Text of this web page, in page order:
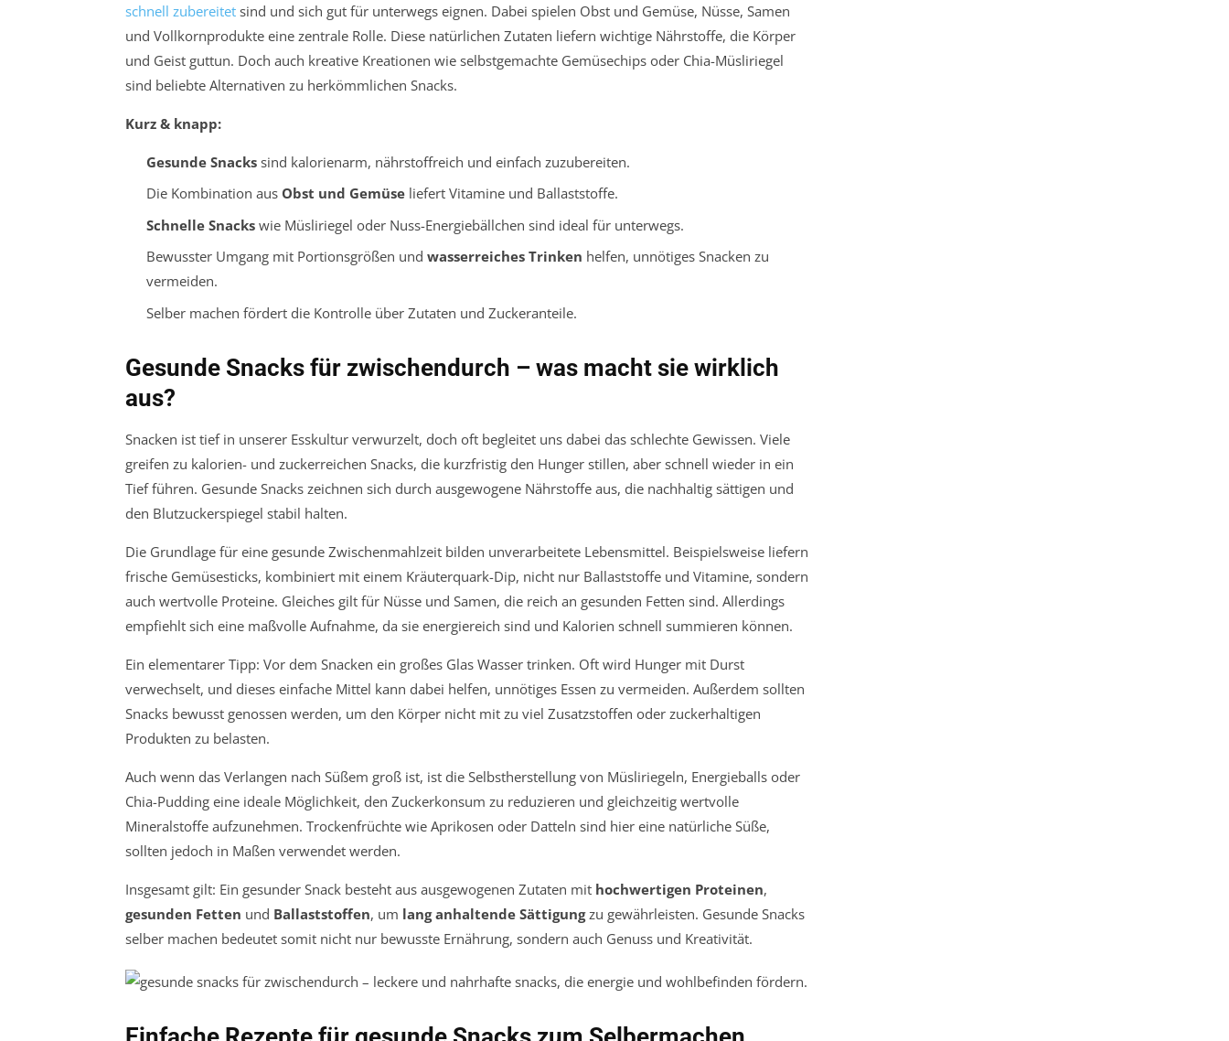
schnell zubereitet sind und sich gut für unterwegs eignen. Dabei spielen Obst und Gemüse, Nüsse, Samen
und Vollkornprodukte eine zentrale Rolle. Diese natürlichen Zutaten liefern wichtige Nährstoffe, die Körper
und Geist guttun. Doch auch kreative Kreationen wie selbstgemachte Gemüsechips oder Chia-Müsliriegel
sind beliebte Alternativen zu herkömmlichen Snacks.
Kurz & knapp:
Gesunde Snackssind kalorienarm, nährstoffreich und einfach zuzubereiten.
Die Kombination aus Obst und Gemüseliefert Vitamine und Ballaststoffe.
Schnelle Snackswie Müsliriegel oder Nuss-Energiebällchen sind ideal für unterwegs.
Bewusster Umgang mit Portionsgrößen und wasserreiches Trinken helfen, unnötiges Snacken zu
vermeiden.
Selber machen fördert die Kontrolle über Zutaten und Zuckeranteile.
Gesunde Snacks für zwischendurch – was macht sie wirklich
aus?
Snacken ist tief in unserer Esskultur verwurzelt, doch oft begleitet uns dabei das schlechte Gewissen. Viele
greifen zu kalorien- und zuckerreichen Snacks, die kurzfristig den Hunger stillen, aber schnell wieder in ein
Tief führen. Gesunde Snacks zeichnen sich durch ausgewogene Nährstoffe aus, die nachhaltig sättigen und
den Blutzuckerspiegel stabil halten.
Die Grundlage für eine gesunde Zwischenmahlzeit bilden unverarbeitete Lebensmittel. Beispielsweise liefern
frische Gemüsesticks, kombiniert mit einem Kräuterquark-Dip, nicht nur Ballaststoffe und Vitamine, sondern
auch wertvolle Proteine. Gleiches gilt für Nüsse und Samen, die reich an gesunden Fetten sind. Allerdings
empfiehlt sich eine maßvolle Aufnahme, da sie energiereich sind und Kalorien schnell summieren können.
Ein elementarer Tipp: Vor dem Snacken ein großes Glas Wasser trinken. Oft wird Hunger mit Durst
verwechselt, und dieses einfache Mittel kann dabei helfen, unnötiges Essen zu vermeiden. Außerdem sollten
Snacks bewusst genossen werden, um den Körper nicht mit zu viel Zusatzstoffen oder zuckerhaltigen
Produkten zu belasten.
Auch wenn das Verlangen nach Süßem groß ist, ist die Selbstherstellung von Müsliriegeln, Energieballs oder
Chia-Pudding eine ideale Möglichkeit, den Zuckerkonsum zu reduzieren und gleichzeitig wertvolle
Mineralstoffe aufzunehmen. Trockenfrüchte wie Aprikosen oder Datteln sind hier eine natürliche Süße,
sollten jedoch in Maßen verwendet werden.
Insgesamt gilt: Ein gesunder Snack besteht aus ausgewogenen Zutaten mit hochwertigen Proteinen,
gesunden Fetten und Ballaststoffen, um lang anhaltende Sättigungzu gewährleisten. Gesunde Snacks
selber machen bedeutet somit nicht nur bewusste Ernährung, sondern auch Genuss und Kreativität.